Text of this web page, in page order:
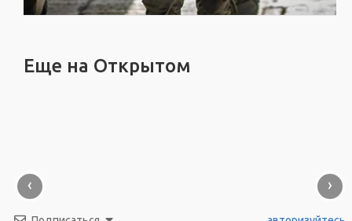
Еще на Открытом
‹ ›